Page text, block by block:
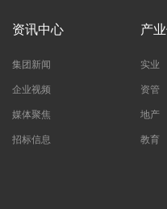
资讯中心
集团新闻
企业视频
媒体聚焦
招标信息
产
实业
资管
地产
教育